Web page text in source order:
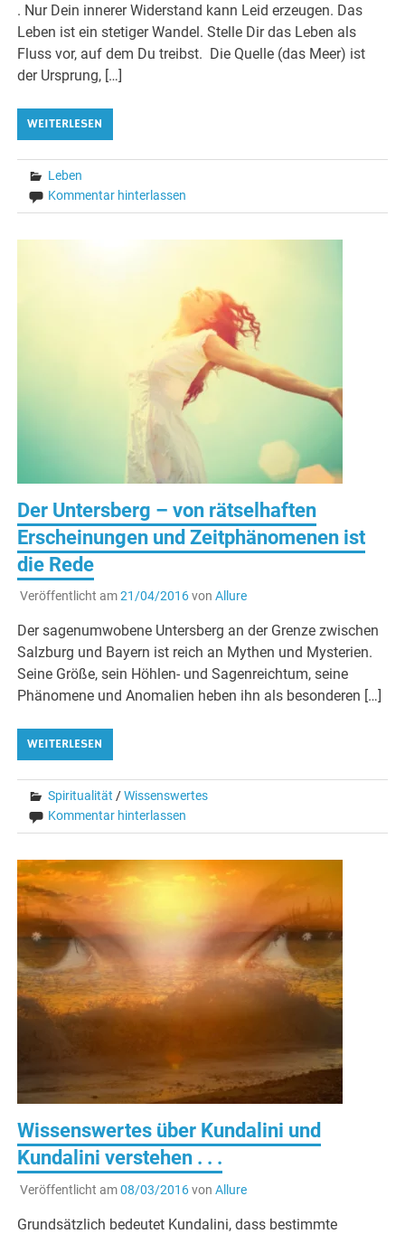
. Nur Dein innerer Widerstand kann Leid erzeugen. Das
Leben ist ein stetiger Wandel. Stelle Dir das Leben als
Fluss vor, auf dem Du treibst. Die Quelle (das Meer) ist
der Ursprung, […]
WEITERLESEN
Leben
Kommentar hinterlassen
Der Untersberg – von rätselhaften
Erscheinungen und Zeitphänomenen ist
die Rede
Veröffentlicht am21/04/2016von Allure
Der sagenumwobene Untersberg an der Grenze zwischen
Salzburg und Bayern ist reich an Mythen und Mysterien.
Seine Größe, sein Höhlen- und Sagenreichtum, seine
Phänomene und Anomalien heben ihn als besonderen […]
WEITERLESEN
Spiritualität /Wissenswertes
Kommentar hinterlassen
Wissenswertes über Kundalini und
Kundalini verstehen . . .
Veröffentlicht am08/03/2016von Allure
Grundsätzlich bedeutet Kundalini, dass bestimmte